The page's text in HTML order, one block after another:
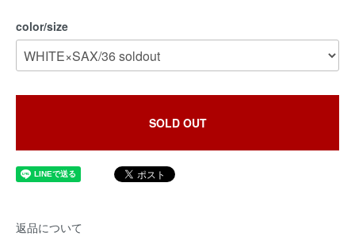
color/size
SOLD OUT
返品について